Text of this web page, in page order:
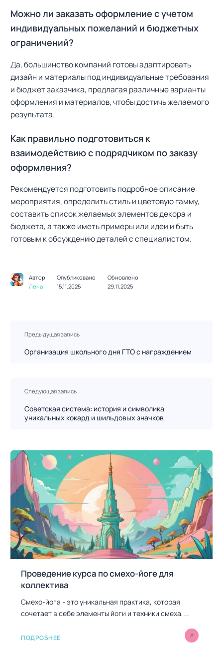
Можно ли заказать оформление с учетом
индивидуальных пожеланий и бюджетных
ограничений?
Да, большинство компаний готовы адаптировать
дизайн и материалы под индивидуальные требования
и бюджет заказчика, предлагая различные варианты
оформления и материалов, чтобы достичь желаемого
результата.
Как правильно подготовиться к
взаимодействию с подрядчиком по заказу
оформления?
Рекомендуется подготовить подробное описание
мероприятия, определить стиль и цветовую гамму,
составить список желаемых элементов декора и
бюджета, а также иметь примеры или идеи и быть
готовым к обсуждению деталей с специалистом.
Автор
Лена
Опубликовано
15.11.2025
Обновлено
29.11.2025
о
з
с
я
м
Предыдущая запись
Организация школьного дня ГТО с награждением
Следующая запись
Советская система: история и символика
уникальных кокард и шильдовых значков
Проведение курса по смехо-йоге для
коллектива
Смехо-йога - это уникальная практика, которая
сочетает в себе элементы йоги и техники смеха,...
ПОДРОБНЕЕ